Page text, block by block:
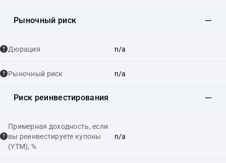
Рыночный риск
Дюрация n/a
Рыночный риск n/a
Риск реинвестирования
Примерная доходность, если
вы реинвестируете купоны
(YTM), %
n/a